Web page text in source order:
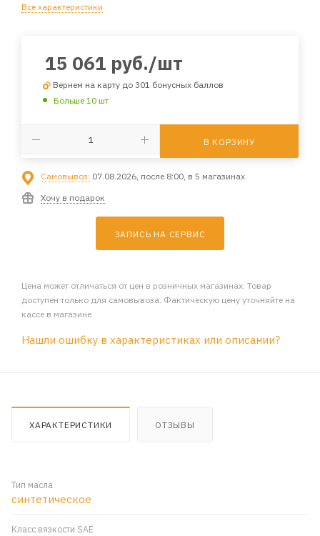
Все характеристики
15 061 руб./шт
Вернем на карту до 301 бонусных баллов
Больше 10 шт
В КОРЗИНУ
Самовывоз: 07.08.2026, после 8:00, в 5 магазинах
Хочу в подарок
ЗАПИСЬ НА СЕРВИС
Цена может отличаться от цен в розничных магазинах. Товар
доступен только для самовывоза. Фактическую цену уточняйте на
кассе в магазине
Нашли ошибку в характеристиках или описании?
ХАРАКТЕРИСТИКИ ОТЗЫВЫ
Тип масла
синтетическое
Класс вязкости SAE